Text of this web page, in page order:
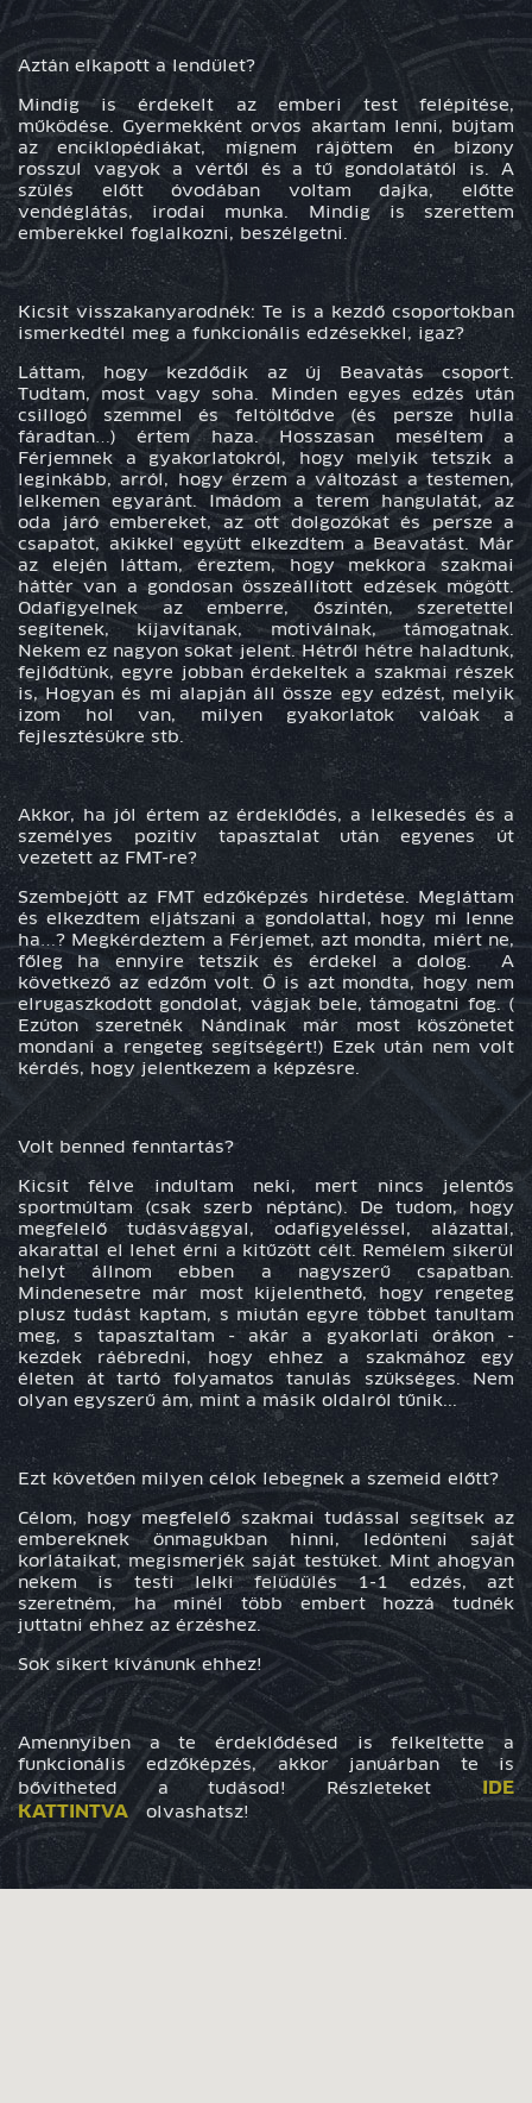
Aztán elkapott a lendület?
Mindig is érdekelt az emberi test felépítése,
működése. Gyermekként orvos akartam lenni, bújtam
az enciklopédiákat, mígnem rájöttem én bizony
rosszul vagyok a vértől és a tű gondolatától is. A
szülés előtt óvodában voltam dajka, előtte
vendéglátás, irodai munka. Mindig is szerettem
emberekkel foglalkozni, beszélgetni.
Kicsit visszakanyarodnék: Te is a kezdő csoportokban
ismerkedtél meg a funkcionális edzésekkel, igaz?
Láttam, hogy kezdődik az új Beavatás csoport.
Tudtam, most vagy soha. Minden egyes edzés után
csillogó szemmel és feltöltődve (és persze hulla
fáradtan…) értem haza. Hosszasan meséltem a
Férjemnek a gyakorlatokról, hogy melyik tetszik a
leginkább, arról, hogy érzem a változást a testemen,
lelkemen egyaránt. Imádom a terem hangulatát, az
oda járó embereket, az ott dolgozókat és persze a
csapatot, akikkel együtt elkezdtem a Beavatást. Már
az elején láttam, éreztem, hogy mekkora szakmai
háttér van a gondosan összeállított edzések mögött.
Odafigyelnek az emberre, őszintén, szeretettel
segítenek, kijavítanak, motiválnak, támogatnak.
Nekem ez nagyon sokat jelent. Hétről hétre haladtunk,
fejlődtünk, egyre jobban érdekeltek a szakmai részek
is, Hogyan és mi alapján áll össze egy edzést, melyik
izom hol van, milyen gyakorlatok valóak a
fejlesztésükre stb.
Akkor, ha jól értem az érdeklődés, a lelkesedés és a
személyes pozitív tapasztalat után egyenes út
vezetett az FMT-re?
Szembejött az FMT edzőképzés hirdetése. Megláttam
és elkezdtem eljátszani a gondolattal, hogy mi lenne
ha…? Megkérdeztem a Férjemet, azt mondta, miért ne,
főleg ha ennyire tetszik és érdekel a dolog. A
következő az edzőm volt. Ő is azt mondta, hogy nem
elrugaszkodott gondolat, vágjak bele, támogatni fog. (
Ezúton szeretnék Nándinak már most köszönetet
mondani a rengeteg segítségért!) Ezek után nem volt
kérdés, hogy jelentkezem a képzésre.
Volt benned fenntartás?
Kicsit félve indultam neki, mert nincs jelentős
sportmúltam (csak szerb néptánc). De tudom, hogy
megfelelő tudásvággyal, odafigyeléssel, alázattal,
akarattal el lehet érni a kitűzött célt. Remélem sikerül
helyt állnom ebben a nagyszerű csapatban.
Mindenesetre már most kijelenthető, hogy rengeteg
plusz tudást kaptam, s miután egyre többet tanultam
meg, s tapasztaltam - akár a gyakorlati órákon -
kezdek ráébredni, hogy ehhez a szakmához egy
életen át tartó folyamatos tanulás szükséges. Nem
olyan egyszerű ám, mint a másik oldalról tűnik...
Ezt követően milyen célok lebegnek a szemeid előtt?
Célom, hogy megfelelő szakmai tudással segítsek az
embereknek önmagukban hinni, ledönteni saját
korlátaikat, megismerjék saját testüket. Mint ahogyan
nekem is testi lelki felüdülés 1-1 edzés, azt
szeretném, ha minél több embert hozzá tudnék
juttatni ehhez az érzéshez.
Sok sikert kívánunk ehhez!
Amennyiben a te érdeklődésed is felkeltette a
funkcionális edzőképzés, akkor januárban te is
bővítheted a tudásod! Részleteket
IDE
KATTINTVA olvashatsz!